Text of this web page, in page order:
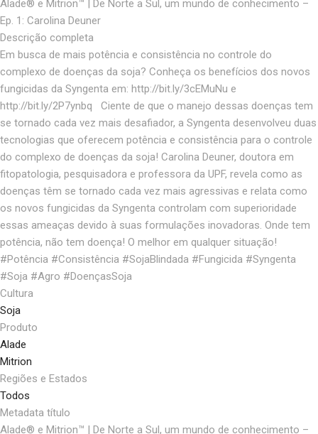
Alade® e Mitrion™ | De Norte a Sul, um mundo de conhecimento –
Ep. 1: Carolina Deuner
Descrição completa
Em busca de mais potência e consistência no controle do
complexo de doenças da soja? Conheça os benefícios dos novos
fungicidas da Syngenta em: http://bit.ly/3cEMuNu e
http://bit.ly/2P7ynbq Ciente de que o manejo dessas doenças tem
se tornado cada vez mais desafiador, a Syngenta desenvolveu duas
tecnologias que oferecem potência e consistência para o controle
do complexo de doenças da soja! Carolina Deuner, doutora em
fitopatologia, pesquisadora e professora da UPF, revela como as
doenças têm se tornado cada vez mais agressivas e relata como
os novos fungicidas da Syngenta controlam com superioridade
essas ameaças devido à suas formulações inovadoras. Onde tem
potência, não tem doença! O melhor em qualquer situação!
#Potência #Consistência #SojaBlindada #Fungicida #Syngenta
#Soja #Agro #DoençasSoja
Cultura
Soja
Produto
Alade
Mitrion
Regiões e Estados
Todos
Metadata título
Alade® e Mitrion™ | De Norte a Sul, um mundo de conhecimento –